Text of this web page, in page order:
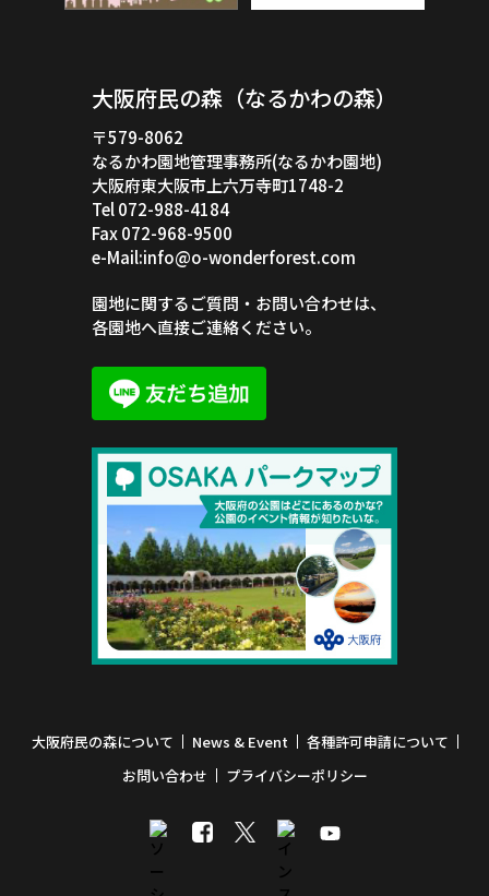
大阪府民の森（なるかわの森）
〒579-8062
なるかわ園地管理事務所(なるかわ園地)
大阪府東大阪市上六万寺町1748-2
Tel 072-988-4184
Fax 072-968-9500
e-Mail:info@o-wonderforest.com
園地に関するご質問・お問い合わせは、
各園地へ直接ご連絡ください。
大阪府民の森について News & Event
各種許可申請について
お問い合わせ
プライバシーポリシー